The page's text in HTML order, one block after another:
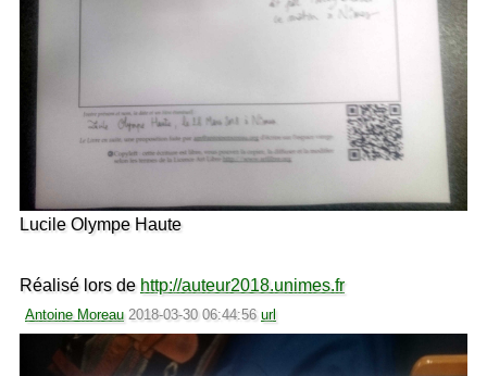
Lucile Olympe Haute
Réalisé lors de http://auteur2018.unimes.fr
Antoine Moreau 2018-03-30 06:44:56 url